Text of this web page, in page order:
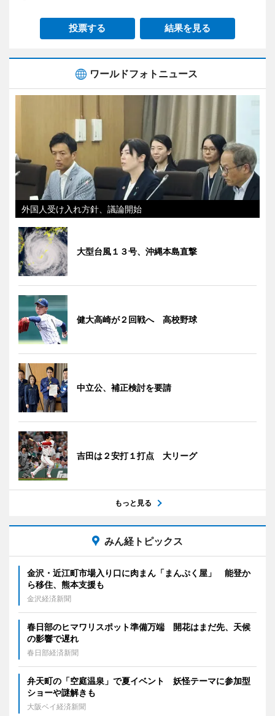
投票する 結果を見る
ワールドフォトニュース
外国人受け入れ方針、議論開始
大型台風１３号、沖縄本島直撃
健大高崎が２回戦へ 高校野球
中立公、補正検討を要請
吉田は２安打１打点 大リーグ
もっと見る
みん経トピックス
金沢・近江町市場入り口に肉まん「まんぷく屋」 能登か
ら移住、熊本支援も
金沢経済新聞
春日部のヒマワリスポット準備万端 開花はまだ先、天候
の影響で遅れ
春日部経済新聞
弁天町の「空庭温泉」で夏イベント 妖怪テーマに参加型
ショーや謎解きも
大阪ベイ経済新聞